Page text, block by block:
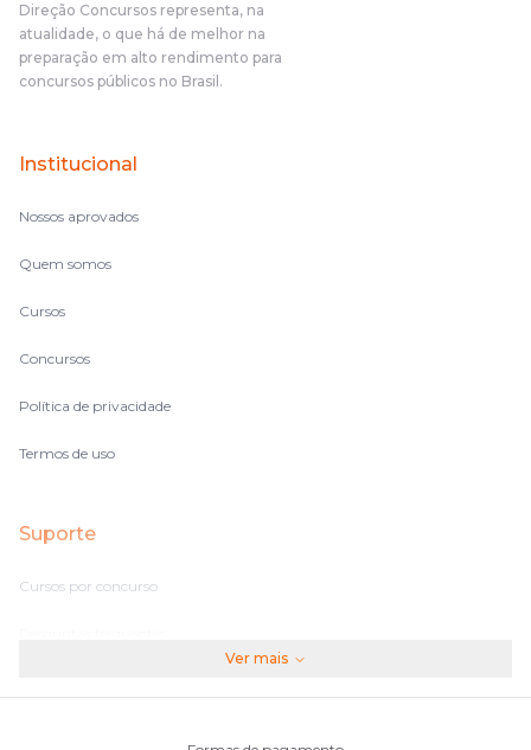
o aluno, além de ter que estudar, ele tem que perder tempo
fazendo um cronograma, num pós- edital é muito
complicado, é uma avalanche de informação, então vocês
terem feito isso é muito bacana, porque quando eu me sentia
no volume de matérias.
Direção Concursos representa, na
atualidade, o que há de melhor na
preparação em alto rendimento para
concursos públicos no Brasil.
Institucional
Nossos aprovados
Quem somos
Cursos
Concursos
Política de privacidade
Termos de uso
Suporte
Cursos por concurso
Ver mais